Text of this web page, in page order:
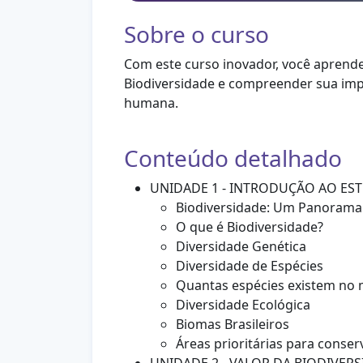
Sobre o curso
Com este curso inovador, você
Biodiversidade e compreender sua
humana.
Conteúdo detalhado
UNIDADE 1 - INTRODUÇÃO AO
Biodiversidade: Um Panorama
O que é Biodiversidade?
Diversidade Genética
Diversidade de Espécies
Quantas espécies existem no
Diversidade Ecológica
Biomas Brasileiros
Áreas prioritárias para